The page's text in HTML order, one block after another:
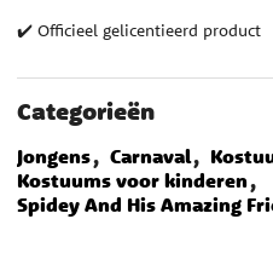
✔️ Officieel gelicentieerd product
Categorieën
Jongens Carnaval
Kostuums voor kinderen
Spidey And His Amazing